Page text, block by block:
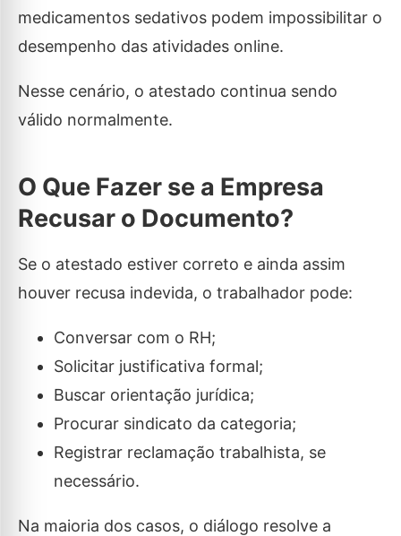
medicamentos sedativos podem impossibilitar o
desempenho das atividades online.
Nesse cenário, o atestado continua sendo
válido normalmente.
O Que Fazer se a Empresa
Recusar o Documento?
Se o atestado estiver correto e ainda assim
houver recusa indevida, o trabalhador pode:
Conversar com o RH;
Solicitar justificativa formal;
Buscar orientação jurídica;
Procurar sindicato da categoria;
Registrar reclamação trabalhista, se
necessário.
Na maioria dos casos, o diálogo resolve a